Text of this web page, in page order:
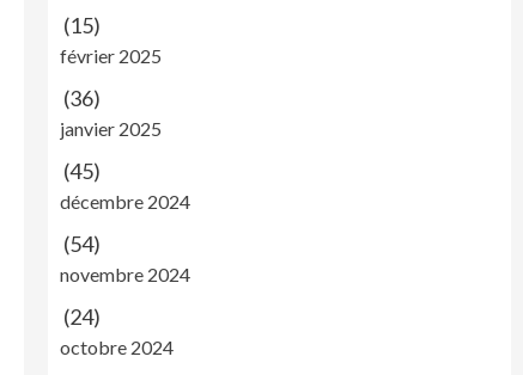
(15)
février 2025
(36)
janvier 2025
(45)
décembre 2024
(54)
novembre 2024
(24)
octobre 2024